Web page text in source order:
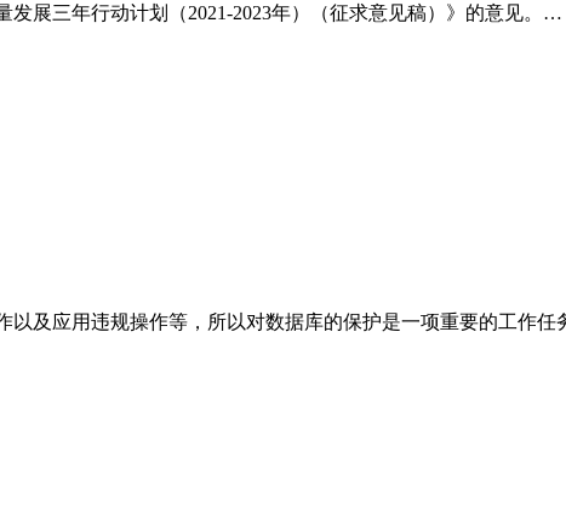
展三年行动计划（2021-2023年）（征求意见稿）》的意见。…
及应用违规操作等，所以对数据库的保护是一项重要的工作